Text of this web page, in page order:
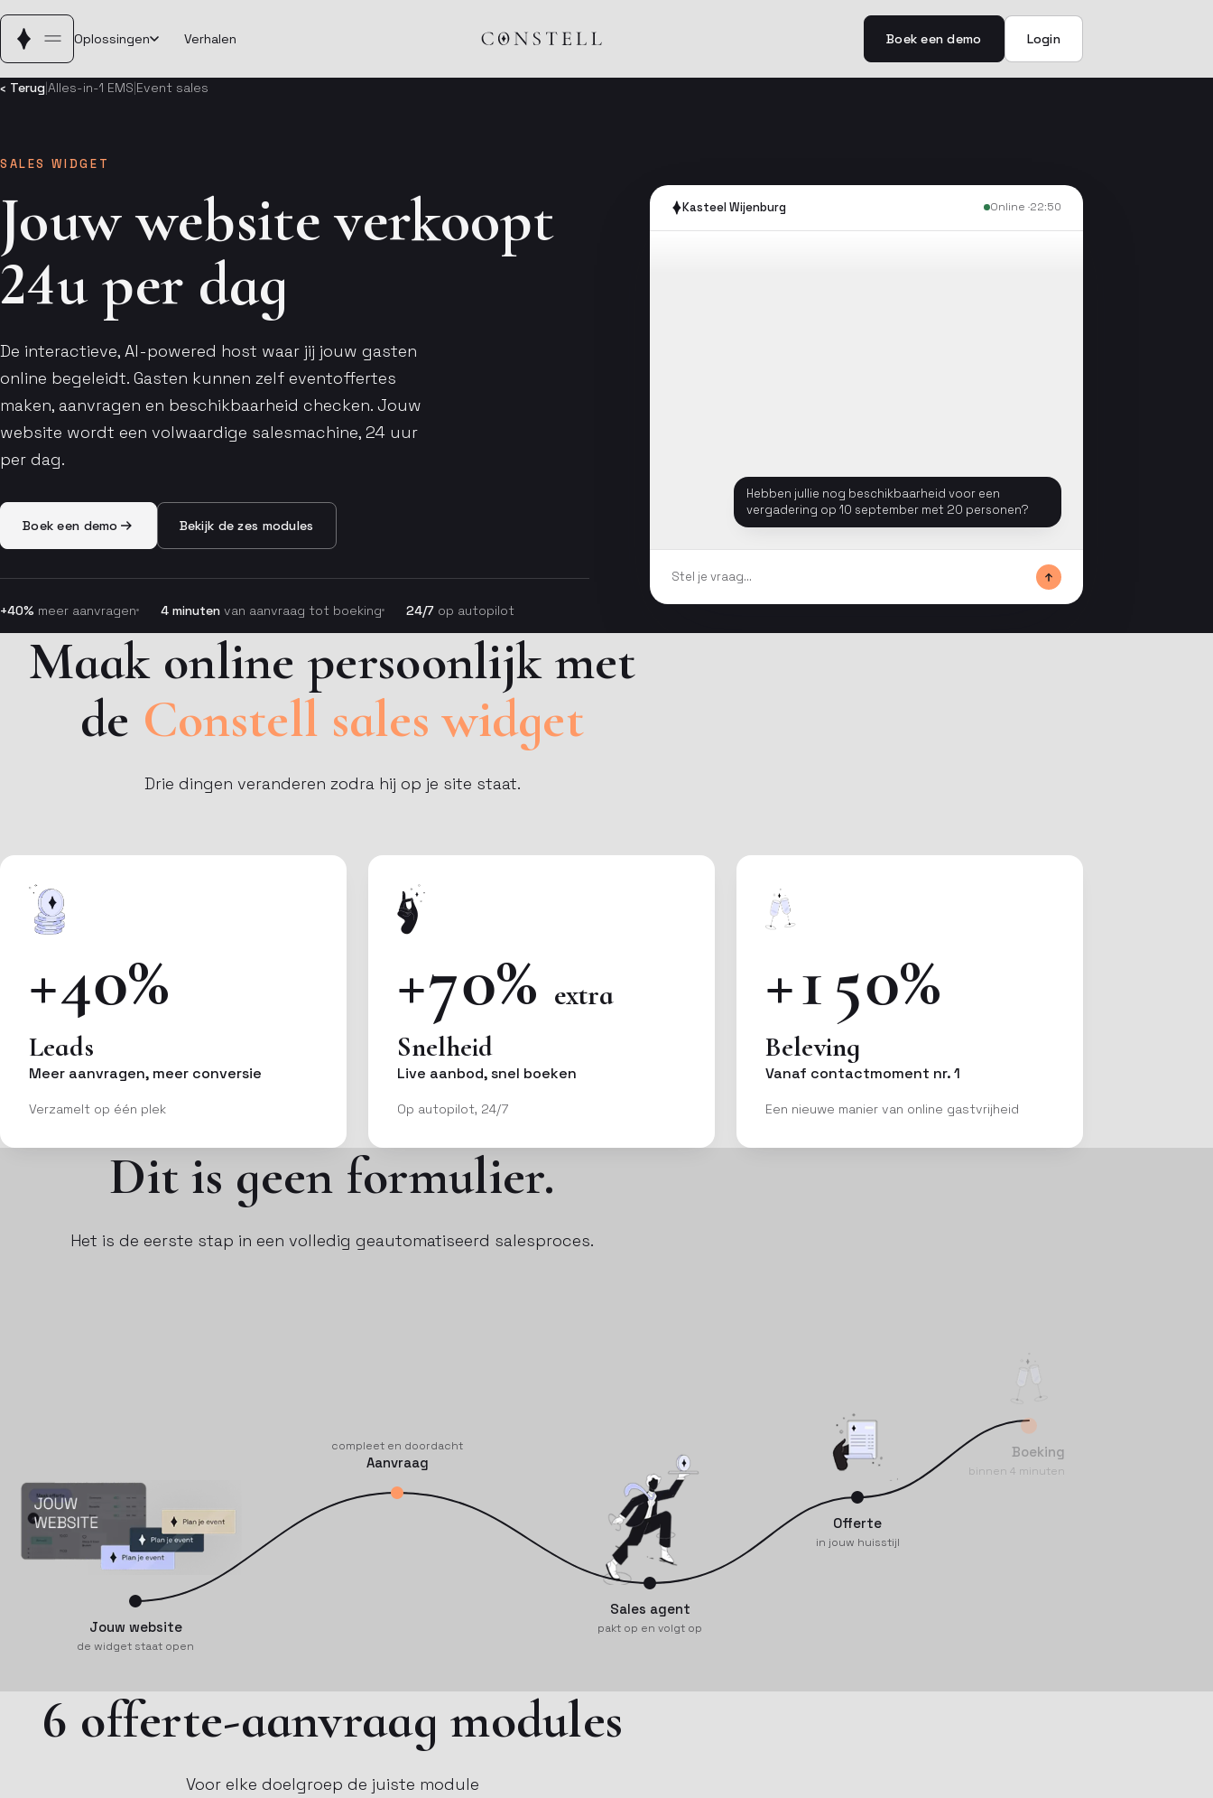
Oplossingen Verhalen Boek een demo Login
‹ Terug|Alles-in-1 EMS|Event sales
SALES WIDGET
Jouw website verkoopt
24u per dag
De interactieve, AI-powered host waar jij jouw gasten
online begeleidt. Gasten kunnen zelf event­offertes
maken, aanvragen en beschikbaarheid checken. Jouw
website wordt een volwaardige salesmachine, 24 uur
per dag.
Boek een demo Bekijk de zes modules
+40% meer aanvragen 4 minuten van aanvraag tot boeking 24/7 op autopilot
Kasteel Wijenburg Online ·22:50
Hebben jullie nog beschikbaarheid voor een
vergadering op 10 september met 20 personen?
Stel je vraag…
Maak online persoonlijk met
de Constell sales widget
Drie dingen veranderen zodra hij op je site staat.
+40%
Leads
Meer aanvragen, meer conversie
Verzamelt op één plek
+70% extra
Snelheid
Live aanbod, snel boeken
Op autopilot, 24/7
+150%
Beleving
Vanaf contactmoment nr. 1
Een nieuwe manier van online gastvrijheid
Dit is geen formulier.
Het is de eerste stap in een volledig geautomatiseerd salesproces.
Jouw website
de widget staat open
Aanvraag
compleet en doordacht
Sales agent
pakt op en volgt op
Offerte
in jouw huisstijl
Boeking
binnen 4 minuten
6 offerte-aanvraag modules
Voor elke doelgroep de juiste module